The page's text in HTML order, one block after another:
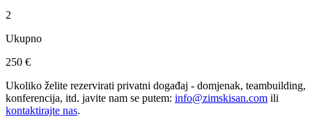
2
Ukupno
250 €
Ukoliko želite rezervirati privatni događaj - domjenak, teambuilding,
konferencija, itd. javite nam se putem: info@zimskisan.com ili
kontaktirajte nas.